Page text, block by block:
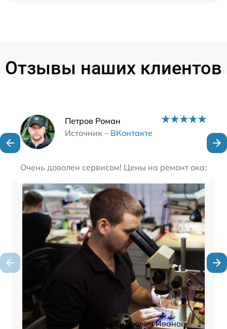
Отзывы наших клиентов
Петров Роман
Источник – ВКонтакте
Очень доволен сервисом! Цены на ремонт
Наши мастера
Константин Александрович Иванов